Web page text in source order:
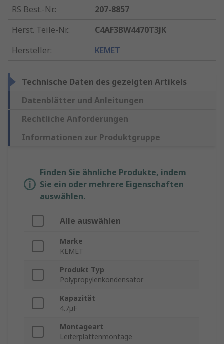
RS Best.-Nr.:
207-8857
Herst. Teile-Nr.:
C4AF3BW4470T3JK
Hersteller: KEMET
Technische Daten des gezeigten Artikels
Datenblätter und Anleitungen
Rechtliche Anforderungen
Informationen zur Produktgruppe
Finden Sie ähnliche Produkte, indem
Sie ein oder mehrere Eigenschaften
auswählen.
Alle auswählen
Marke
KEMET
Produkt Typ
Polypropylenkondensator
Kapazität
4.7μF
Montageart
Leiterplattenmontage